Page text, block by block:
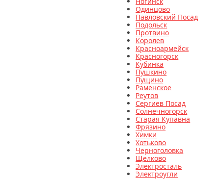
Одинцово
Павловский Посад
Подольск
Протвино
Королев
Красноармейск
Красногорск
Кубинка
Пушкино
Пущино
Раменское
Реутов
Сергиев Посад
Солнечногорск
Старая Купавна
Фрязино
Химки
Хотьково
Черноголовка
Щелково
Электросталь
Электроугли